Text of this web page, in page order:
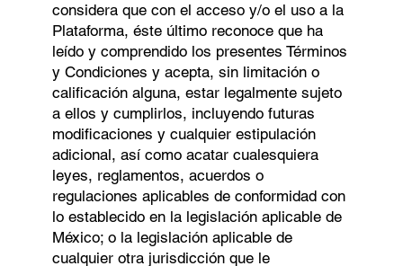
considera que con el acceso y/o el uso a la
Plataforma, éste último reconoce que ha
leído y comprendido los presentes Términos
y Condiciones y acepta, sin limitación o
caliﬁcación alguna, estar legalmente sujeto
a ellos y cumplirlos, incluyendo futuras
modiﬁcaciones y cualquier estipulación
adicional, así como acatar cualesquiera
leyes, reglamentos, acuerdos o
regulaciones aplicables de conformidad con
lo establecido en la legislación aplicable de
México; o la legislación aplicable de
cualquier otra jurisdicción que le